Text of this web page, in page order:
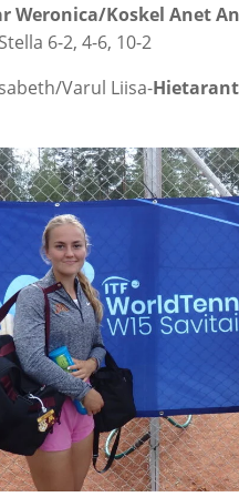
Weronica/Koskel Anet
6-2, 4-6, 10-2
Varul Liisa-